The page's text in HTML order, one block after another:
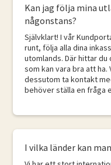
Kan jag följa mina
någonstans?
Självklart! I vår
runt, följa alla dina
utomlands. Där hittar
som kan vara bra att
dessutom ta kontakt
behöver ställa en fråga
I vilka länder kan